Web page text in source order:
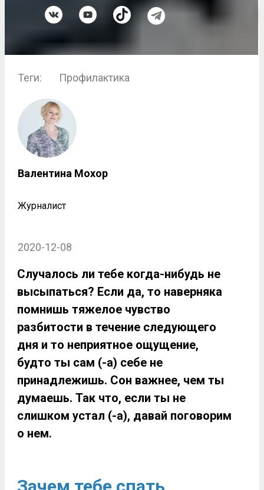
Теги: Профилактика
Валентина Мохор
Журналист
2020-12-08
Случалось ли тебе когда-нибудь не
высыпаться? Если да, то наверняка
помнишь тяжелое чувство
разбитости в течение следующего
дня и то неприятное ощущение,
будто ты сам (-а) себе не
принадлежишь. Сон важнее, чем ты
думаешь. Так что, если ты не
слишком устал (-а), давай поговорим
о нем.